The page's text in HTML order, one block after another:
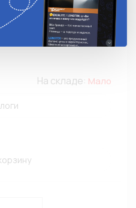
5 0,75мм²/5м/Белый
На складе: Мало